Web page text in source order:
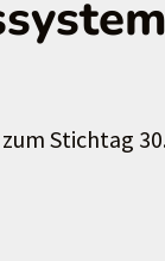
Stichtag